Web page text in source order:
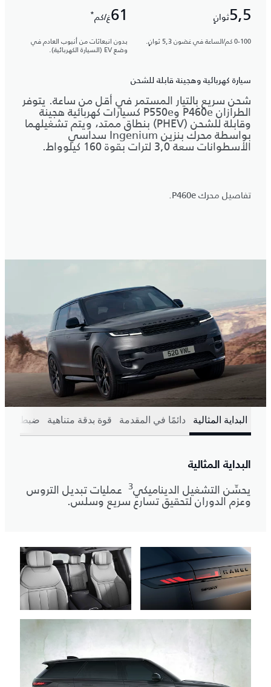
5,5ثوانٍ
0-100 كم/الساعة في غضون 5,3 ثوانٍ.
61غ/كم*
بدون انبعاثات من أنبوب العادم في
وضع EV (السيارة الكهربائية).
سيارة كهربائية وهجينة قابلة للشحن
شحن سريع بالتيار المستمر في أقل من ساعة. يتوفر
الطرازان P460e وP550e كسيارات كهربائية هجينة
وقابلة للشحن (PHEV) بنطاق ممتد، ويتم تشغيلهما
بواسطة محرك بنزين Ingenium سداسي
الأسطوانات سعة 3,0 لترات بقوة 160 كيلوواط.
تفاصيل محرك P460e.
البداية المثالية دائمًا في المقدمة قوة بدقة متناهية ضبط
البداية المثالية
يحسِّن التشغيل الديناميكي3 عمليات تبديل التروس
وعزم الدوران لتحقيق تسارع سريع وسلس.